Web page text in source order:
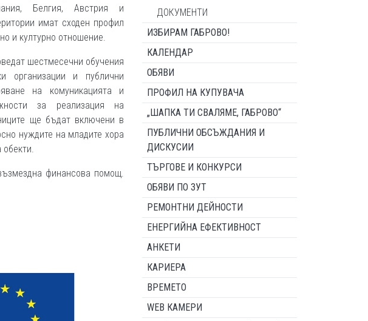
Белгия, Австрия и
имат сходен профил
и културно отношение.
шестмесечни обучения
организации и публични
на комуникацията и
за реализация на
ще бъдат включени в
нуждите на младите хора
финансова помощ.
ДОКУМЕНТИ
ИЗБИРАМ ГАБРОВО!
КАЛЕНДАР
ОБЯВИ
ПРОФИЛ НА КУПУВАЧА
„ШАПКА ТИ СВАЛЯМЕ, ГАБРОВО“
ПУБЛИЧНИ ОБСЪЖДАНИЯ И
ДИСКУСИИ
ТЪРГОВЕ И КОНКУРСИ
ОБЯВИ ПО ЗУТ
РЕМОНТНИ ДЕЙНОСТИ
ЕНЕРГИЙНА ЕФЕКТИВНОСТ
АНКЕТИ
КАРИЕРА
ВРЕМЕТО
WEB КАМЕРИ